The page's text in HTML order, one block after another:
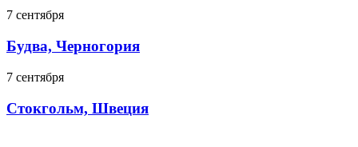
7 сентября
Будва, Черногория
7 сентября
Стокгольм, Швеция